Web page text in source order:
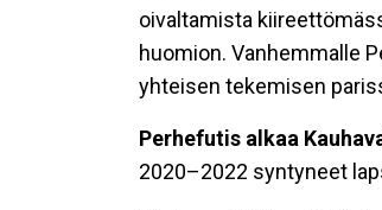
oivaltamista
huomion. Vanhemmalle
yhteisen tekemisen
Perhefutis alkaa
2020–2022 syntyneet